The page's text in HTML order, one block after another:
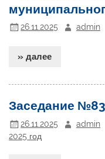
26.11.2025 admin
» далее
Заседание
26.11.2025 admin
2025 год